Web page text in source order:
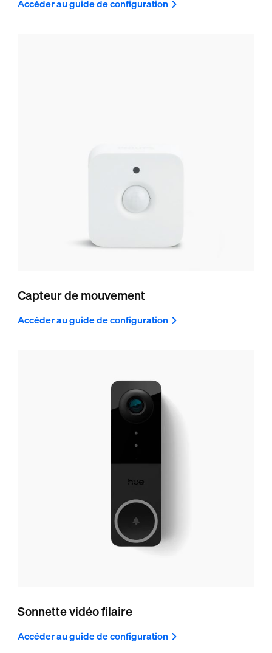
Accéder au guide de configuration
Capteur de mouvement
Accéder au guide de configuration
Sonnette vidéo filaire
Accéder au guide de configuration